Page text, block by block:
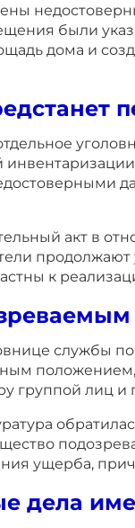
были
дома и
акт в
продолжают
к
службы
группой лиц
ущерба,
дела